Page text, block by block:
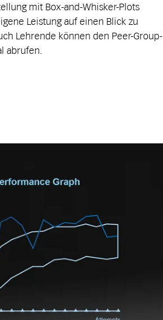
mit Box-and-Whisker-Plots
Leistung auf einen Blick zu
Lehrende können den Peer-Group-
abrufen.